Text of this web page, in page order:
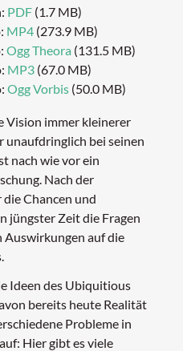
PDF (1.7 MB)
MP4 (273.9 MB)
Ogg Theora (131.5 MB)
MP3 (67.0 MB)
Ogg Vorbis (50.0 MB)
Vision immer kleinerer
unaufdringlich bei seinen
nach wie vor ein
Nach der
Chancen und
jüngster Zeit die Fragen
Auswirkungen auf die
Ideen des Ubiquitious
bereits heute Realität
Probleme in
Hier gibt es viele